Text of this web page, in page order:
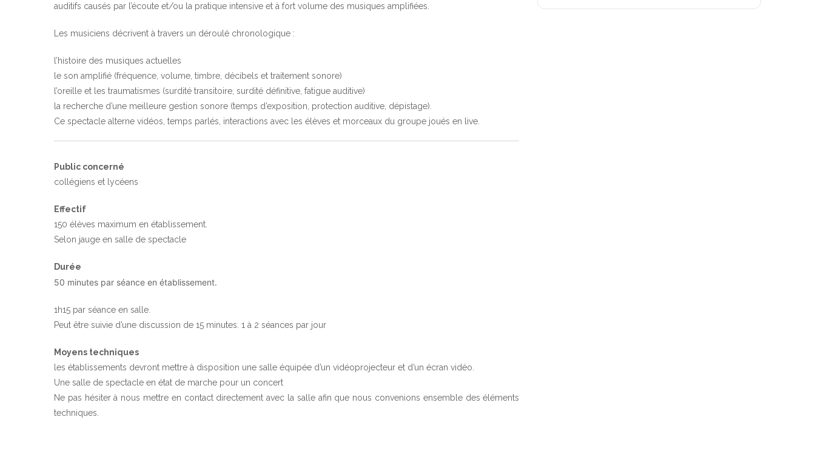
auditifs causés par l’écoute et/ou la pratique intensive et à fort volume des musiques amplifiées.
Les musiciens décrivent à travers un déroulé chronologique :
l’histoire des musiques actuelles
le son amplifié (fréquence, volume, timbre, décibels et traitement sonore)
l’oreille et les traumatismes (surdité transitoire, surdité définitive, fatigue auditive)
la recherche d’une meilleure gestion sonore (temps d’exposition, protection auditive, dépistage).
Ce spectacle alterne vidéos, temps parlés, interactions avec les élèves et morceaux du groupe joués en live.
Public concerné
collégiens et lycéens
Effectif
150 élèves maximum en établissement.
Selon jauge en salle de spectacle
Durée
50 minutes par séance en établissement.
1h15 par séance en salle.
Peut être suivie d’une discussion de 15 minutes. 1 à 2 séances par jour
Moyens techniques
les établissements devront mettre à disposition une salle équipée d’un vidéoprojecteur et d’un écran vidéo.
Une salle de spectacle en état de marche pour un concert
Ne pas hésiter à nous mettre en contact directement avec la salle afin que nous convenions ensemble des éléments
techniques.